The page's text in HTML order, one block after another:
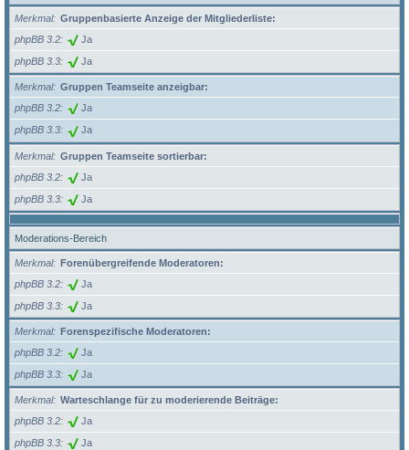
Merkmal
Gruppenbasierte Anzeige der Mitgliederliste:
phpBB 3.2
Ja
phpBB 3.3 Ja
Merkmal
Gruppen Teamseite anzeigbar:
phpBB 3.2
Ja
phpBB 3.3 Ja
Merkmal
Gruppen Teamseite sortierbar:
phpBB 3.2
Ja
phpBB 3.3 Ja
Moderations-Bereich
Merkmal
Forenübergreifende Moderatoren:
phpBB 3.2
Ja
phpBB 3.3 Ja
Merkmal
Forenspezifische Moderatoren:
phpBB 3.2
Ja
phpBB 3.3 Ja
Merkmal
Warteschlange für zu moderierende Beiträge:
phpBB 3.2
Ja
phpBB 3.3 Ja